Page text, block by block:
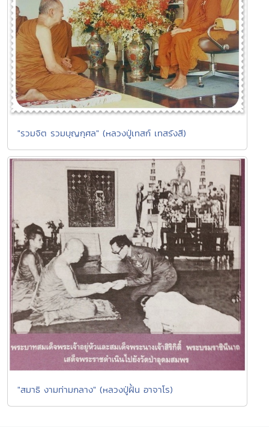
"รวมจิต รวมบุญกุศล" (หลวงปู่เทสก์ เทสรังสี)
"สมาธิ งามท่ามกลาง" (หลวงปู่ฝั้น อาจาโร)